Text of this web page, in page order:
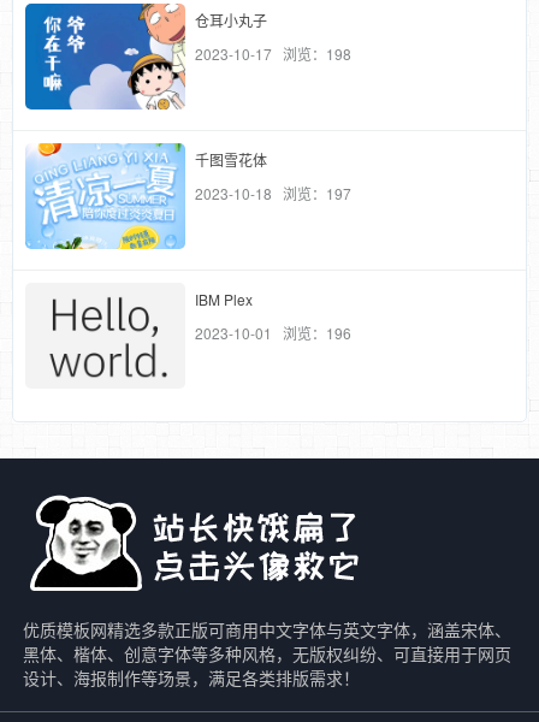
仓耳小丸子
2023-10-17 浏览：198
千图雪花体
2023-10-18 浏览：197
IBM Plex
2023-10-01 浏览：196
优质模板网精选多款正版可商用中文字体与英文字体，涵盖宋体、
黑体、楷体、创意字体等多种风格，无版权纠纷、可直接用于网页
设计、海报制作等场景，满足各类排版需求！